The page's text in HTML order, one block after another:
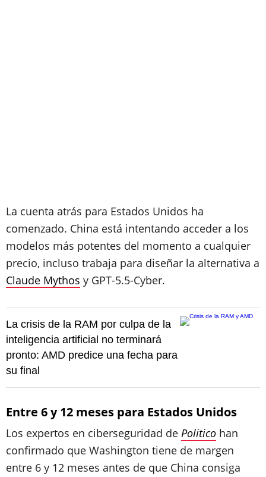
La cuenta atrás para Estados Unidos ha
comenzado. China está intentando acceder a los
modelos más potentes del momento a cualquier
precio, incluso trabaja para diseñar la alternativa a
Claude Mythos y GPT-5.5-Cyber.
La crisis de la RAM por culpa de la
inteligencia artificial no terminará
pronto: AMD predice una fecha para
su final
Entre 6 y 12 meses para Estados Unidos
Los expertos en ciberseguridad de Politico han
confirmado que Washington tiene de margen
entre 6 y 12 meses antes de que China consiga